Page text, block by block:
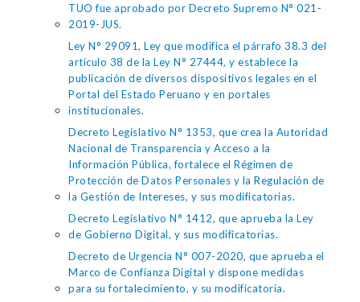
TUO fue aprobado por Decreto Supremo N° 021-
2019-JUS.
Ley N° 29091, Ley que modifica el párrafo 38.3 del
artículo 38 de la Ley N° 27444, y establece la
publicación de diversos dispositivos legales en el
Portal del Estado Peruano y en portales
institucionales.
Decreto Legislativo N° 1353, que crea la Autoridad
Nacional de Transparencia y Acceso a la
Información Pública, fortalece el Régimen de
Protección de Datos Personales y la Regulación de
la Gestión de Intereses, y sus modificatorias.
Decreto Legislativo N° 1412, que aprueba la Ley
de Gobierno Digital, y sus modificatorias.
Decreto de Urgencia N° 007-2020, que aprueba el
Marco de Confianza Digital y dispone medidas
para su fortalecimiento, y su modificatoria.